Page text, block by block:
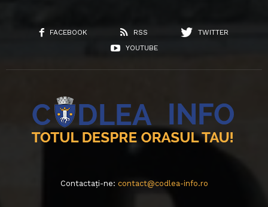
FACEBOOK RSS
TWITTER
YOUTUBE
Contactați-ne: contact@codlea-info.ro